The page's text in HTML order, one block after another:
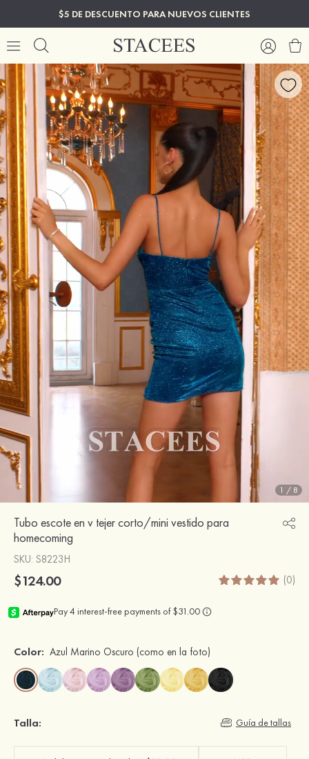
$5 DE DESCUENTO PARA NUEVOS CLIENTES
1 / 8
Tubo escote en v tejer corto/mini vestido para
homecoming
SKU: S8223H
$124.00 (0)
Color: Azul Marino Oscuro (como en la foto)
Talla: Guía de tallas